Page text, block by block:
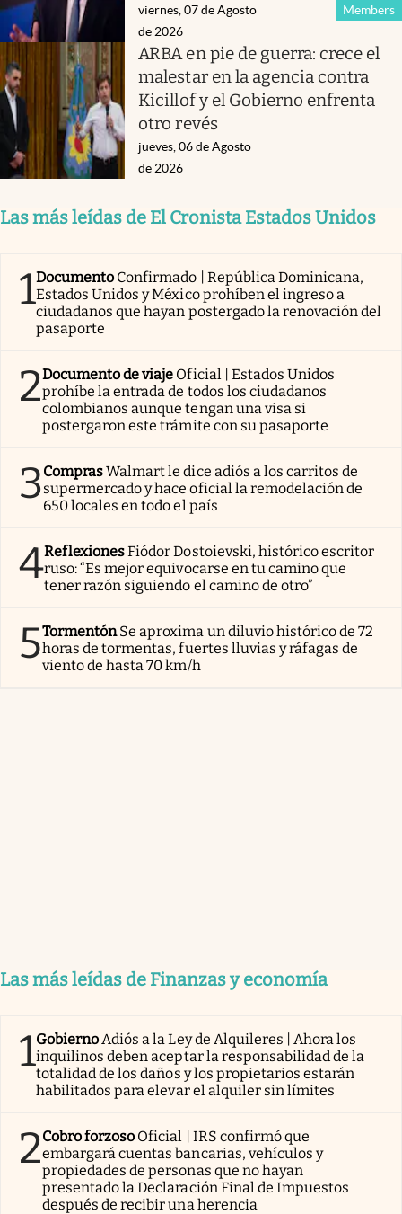
Members
viernes, 07 de Agosto
de 2026
ARBA en pie de guerra: crece el
malestar en la agencia contra
Kicillof y el Gobierno enfrenta
otro revés
jueves, 06 de Agosto
de 2026
Las más leídas de El Cronista Estados Unidos
1Documento Confirmado | República Dominicana,
Estados Unidos y México prohíben el ingreso a
ciudadanos que hayan postergado la renovación del
pasaporte
2Documento de viaje Oficial | Estados Unidos
prohíbe la entrada de todos los ciudadanos
colombianos aunque tengan una visa si
postergaron este trámite con su pasaporte
3ComprasWalmart le dice adiós a los carritos de
supermercado y hace oficial la remodelación de
650 locales en todo el país
4ReflexionesFiódor Dostoievski, histórico escritor
ruso: “Es mejor equivocarse en tu camino que
tener razón siguiendo el camino de otro”
5TormentónSe aproxima un diluvio histórico de 72
horas de tormentas, fuertes lluvias y ráfagas de
viento de hasta 70 km/h
Las más leídas de Finanzas y economía
1GobiernoAdiós a la Ley de Alquileres | Ahora los
inquilinos deben aceptar la responsabilidad de la
totalidad de los daños y los propietarios estarán
habilitados para elevar el alquiler sin límites
2Cobro forzoso Oficial | IRS confirmó que
embargará cuentas bancarias, vehículos y
propiedades de personas que no hayan
presentado la Declaración Final de Impuestos
después de recibir una herencia